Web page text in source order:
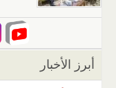
أبرز الأخبار